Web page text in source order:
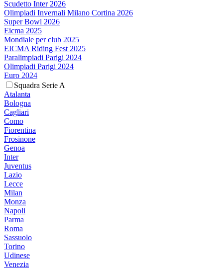
Scudetto Inter 2026
Olimpiadi Invernali Milano Cortina 2026
Super Bowl 2026
Eicma 2025
Mondiale per club 2025
EICMA Riding Fest 2025
Paralimpiadi Parigi 2024
Olimpiadi Parigi 2024
Euro 2024
Squadra Serie A
Atalanta
Bologna
Cagliari
Como
Fiorentina
Frosinone
Genoa
Inter
Juventus
Lazio
Lecce
Milan
Monza
Napoli
Parma
Roma
Sassuolo
Torino
Udinese
Venezia